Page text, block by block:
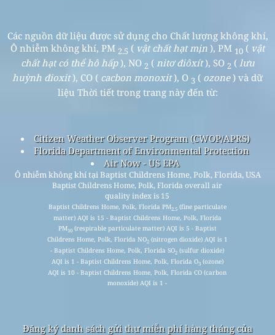
Các nguồn dữ liệu được sử dụng cho Chất lượng không khí,
Ô nhiễm không khí, PM 2.5 ( vật chất hạt mịn ), PM 10 ( vật
chất hạt có thể hô hấp), NO 2 ( nitơ điôxít), SO 2 ( lưu
huỳnh đioxit), CO ( cacbon monoxit), O 3 ( ozone) và dữ
liệu Thời tiết trong trang này đến từ:
Citizen Weather Observer Program (CWOP/APRS)
Florida Department of Environmental Protection
Air Now - US EPA
Ô nhiễm không khí tại Baptist Childrens Home, Polk, Florida, USA
Baptist Childrens Home, Polk, Florida overall air
quality index is 15
Baptist Childrens Home, Polk, Florida PM2.5(fine particulate
matter) AQI is 15 - Baptist Childrens Home, Polk, Florida
PM10(respirable particulate matter) AQI is 5 - Baptist
Childrens Home, Polk, Florida NO2(nitrogen dioxide) AQI is 1
- Baptist Childrens Home, Polk, Florida SO2 (sulfur dioxide)
AQI is 1 - Baptist Childrens Home, Polk, Florida O3(ozone)
AQI is 10 - Baptist Childrens Home, Polk, Florida CO (carbon
monoxide) AQI is 1 -
Đăng ký danh sách gửi thư miễn phí hàng tháng của